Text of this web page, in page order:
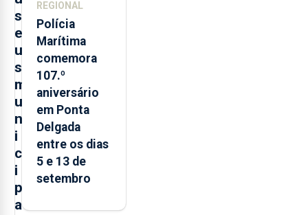
s
e
u
s
m
u
n
i
c
i
p
a
REGIONAL
Polícia
Marítima
comemora
107.º
aniversário
em Ponta
Delgada
entre os dias
5 e 13 de
setembro